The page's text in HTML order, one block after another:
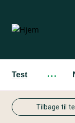
hovedindhold
Test ···
Tilbage til